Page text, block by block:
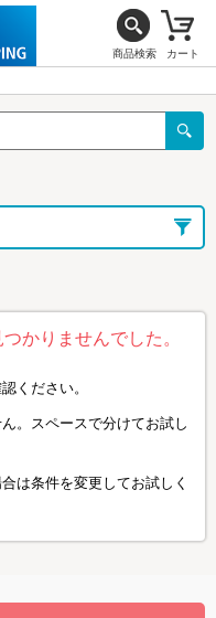
商品検索 カート
かりませんでした。
ください。
。スペースで分けてお試し
は条件を変更してお試しく